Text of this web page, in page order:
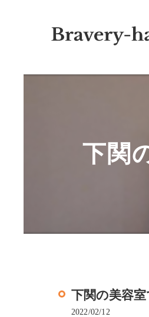
下関
下関の美容
2022/02/12